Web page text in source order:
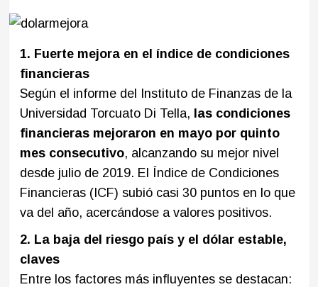
1. Fuerte mejora en el índice de condiciones
financieras
Según el informe del Instituto de Finanzas de la
Universidad Torcuato Di Tella, las condiciones
financieras mejoraron en mayo por quinto
mes consecutivo, alcanzando su mejor nivel
desde julio de 2019. El Índice de Condiciones
Financieras (ICF) subió casi 30 puntos en lo que
va del año, acercándose a valores positivos.
2. La baja del riesgo país y el dólar estable,
claves
Entre los factores más influyentes se destacan: